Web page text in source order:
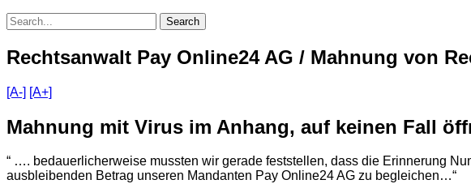
Rechtsanwalt Pay Online24 AG / Mahnung von
[A-] [A+]
Mahnung mit Virus im Anhang, auf keinen Fall
“ …. bedauerlicherweise mussten wir gerade feststellen, dass die Erinnerung
ausbleibenden Betrag unseren Mandanten Pay Online24 AG zu begleichen…“